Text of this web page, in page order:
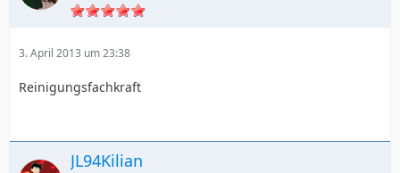
3. April 2013 um 23:38
Reinigungsfachkraft
JL94Kilian